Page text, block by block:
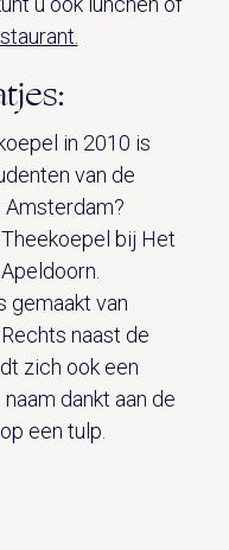
in 2010 is
van de
bij Het
gemaakt van
naast de
zich ook een
dankt aan de
een tulp.